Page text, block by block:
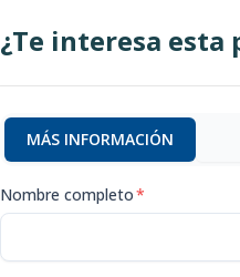
¿Te interesa esta
MÁS INFORMACIÓN
Nombre completo*